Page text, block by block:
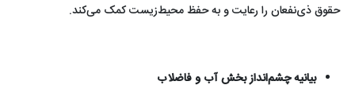
حقوق ذی‌نفعان را رعایت و به حفظ محیط‌زیست کمک می‌کند.
بیانیه چشم‌انداز بخش آب و فاضلاب